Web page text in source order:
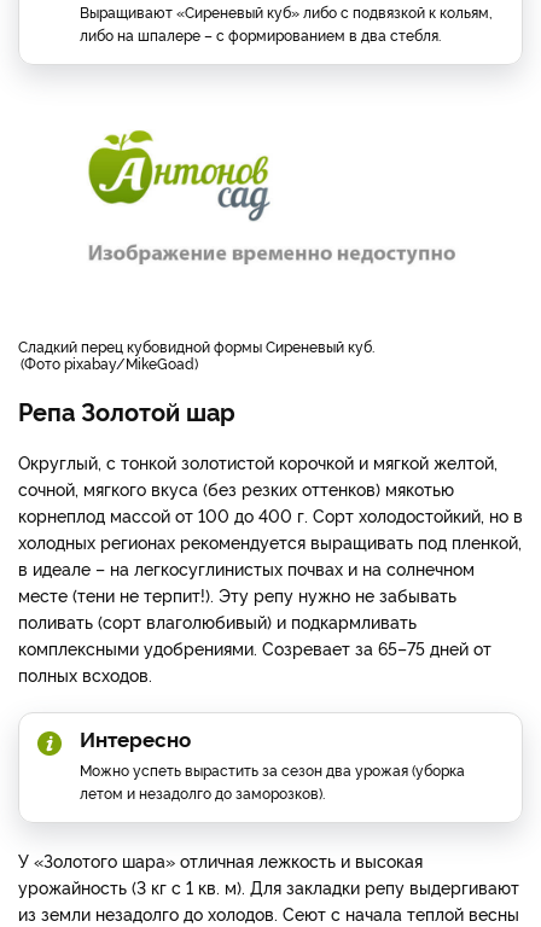
Выращивают «Сиреневый куб» либо с подвязкой к кольям,
либо на шпалере – с формированием в два стебля.
сладкий перец кубовидной формы Сиреневый куб.
Фото pixabay/MikeGoad
Репа Золотой шар
Округлый, с тонкой золотистой корочкой и мягкой желтой,
сочной, мягкого вкуса (без резких оттенков) мякотью
корнеплод массой от 100 до 400 г. Сорт холодостойкий, но в
холодных регионах рекомендуется выращивать под пленкой,
в идеале – на легкосуглинистых почвах и на солнечном
месте (тени не терпит!). Эту репу нужно не забывать
поливать (сорт влаголюбивый) и подкармливать
комплексными удобрениями. Созревает за 65–75 дней от
полных всходов.
Интересно
Можно успеть вырастить за сезон два урожая (уборка
летом и незадолго до заморозков).
У «Золотого шара» отличная лежкость и высокая
урожайность (3 кг с 1 кв. м). Для закладки репу выдергивают
из земли незадолго до холодов. Сеют с начала теплой весны